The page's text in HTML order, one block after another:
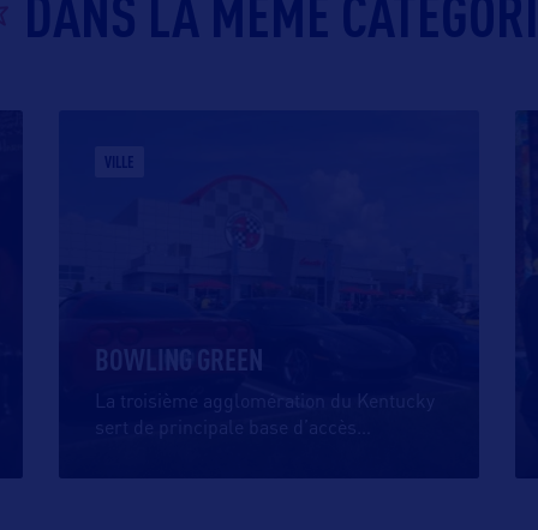
DANS LA MÊME
VILLE
BOWLING GREEN
La troisième agglomération du Kentucky
sert de principale base d’accès